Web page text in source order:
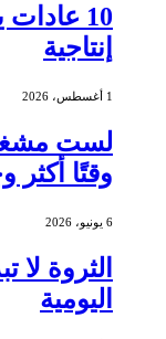
10
إنتاجية
1 أغسطس، 2026
وقتًا أكثر
6 يونيو، 2026
الثروة
اليومية